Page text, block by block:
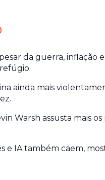
da guerra,
ainda mais
Warsh assusta mais
e IA também caem,